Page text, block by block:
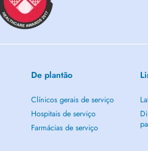
De plantão
Clínicos gerais de serviço
Hospitais de serviço
Farmácias de serviço